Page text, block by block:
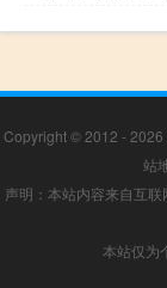
Copyright © 2012 - 2026
站
声明：本站内容来自互
本站仅为